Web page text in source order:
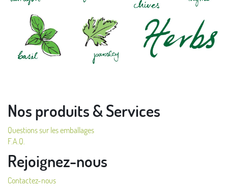
Nos produits & Services
Questions sur les emballages
F.A.Q.
Rejoignez-nous
Contactez-nous